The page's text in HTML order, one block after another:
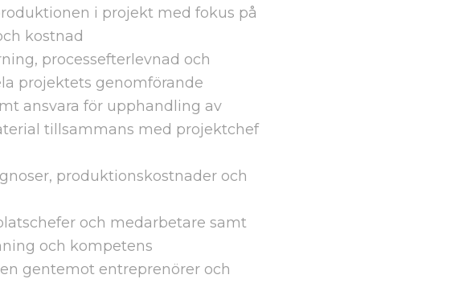
i projekt med fokus på
kostnad
processefterlevnad och
projektets genomförande
ansvara för upphandling av
tillsammans med projektchef
produktionskostnader och
och medarbetare samt
och kompetens
gentemot entreprenörer och